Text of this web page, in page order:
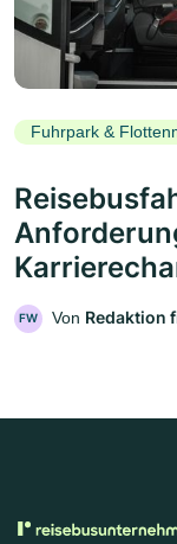
Fuhrpark &
FW Von Redaktion